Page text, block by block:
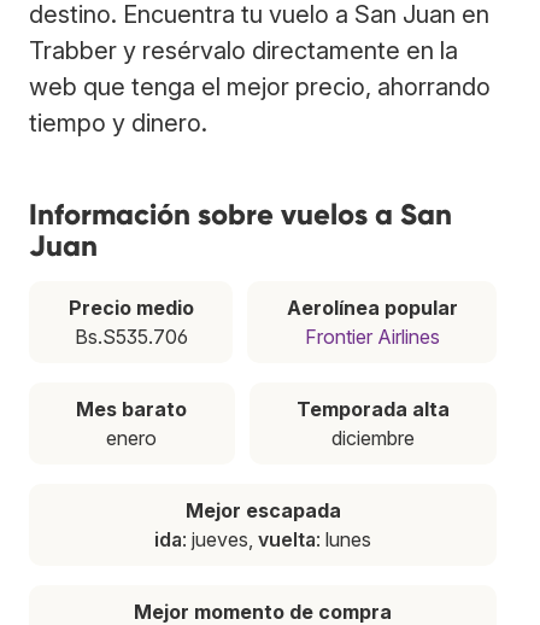
destino. Encuentra tu vuelo a San Juan en
Trabber y resérvalo directamente en la
web que tenga el mejor precio, ahorrando
tiempo y dinero.
Información sobre vuelos a San
Juan
Precio medio
Bs.S535.706
Aerolínea popular
Frontier Airlines
Mes barato
enero
Temporada alta
diciembre
Mejor escapada
ida: jueves, vuelta: lunes
Mejor momento de compra